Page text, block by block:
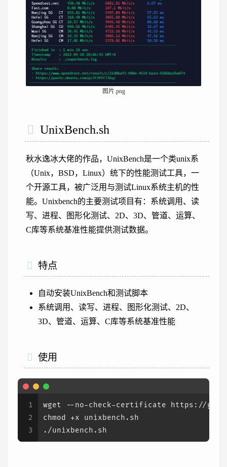
图片.png
UnixBench.sh
秋水逸冰大佬的作品，UnixBench是一个类unix系
（Unix，BSD，Linux）统下的性能测试工具，一
个开源工具，被广泛用与测试Linux系统主机的性
能。Unixbench的主要测试项目有：系统调用、读
写、进程、图形化测试、2D、3D、管道、运算、
C库等系统基准性能提供测试数据。
特点
自动安装UnixBench和测试脚本
系统调用、读写、进程、图形化测试、2D、
3D、管道、运算、C库等系统基准性能
使用
1
2
3
wget --no-check-certificate https://
chmod +x unixbench.sh
./unixbench.sh